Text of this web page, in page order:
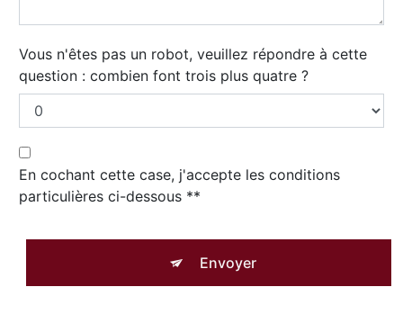
Vous n'êtes pas un robot, veuillez répondre à cette
question : combien font trois plus quatre ?
En cochant cette case, j'accepte les conditions
particulières ci-dessous **
Envoyer